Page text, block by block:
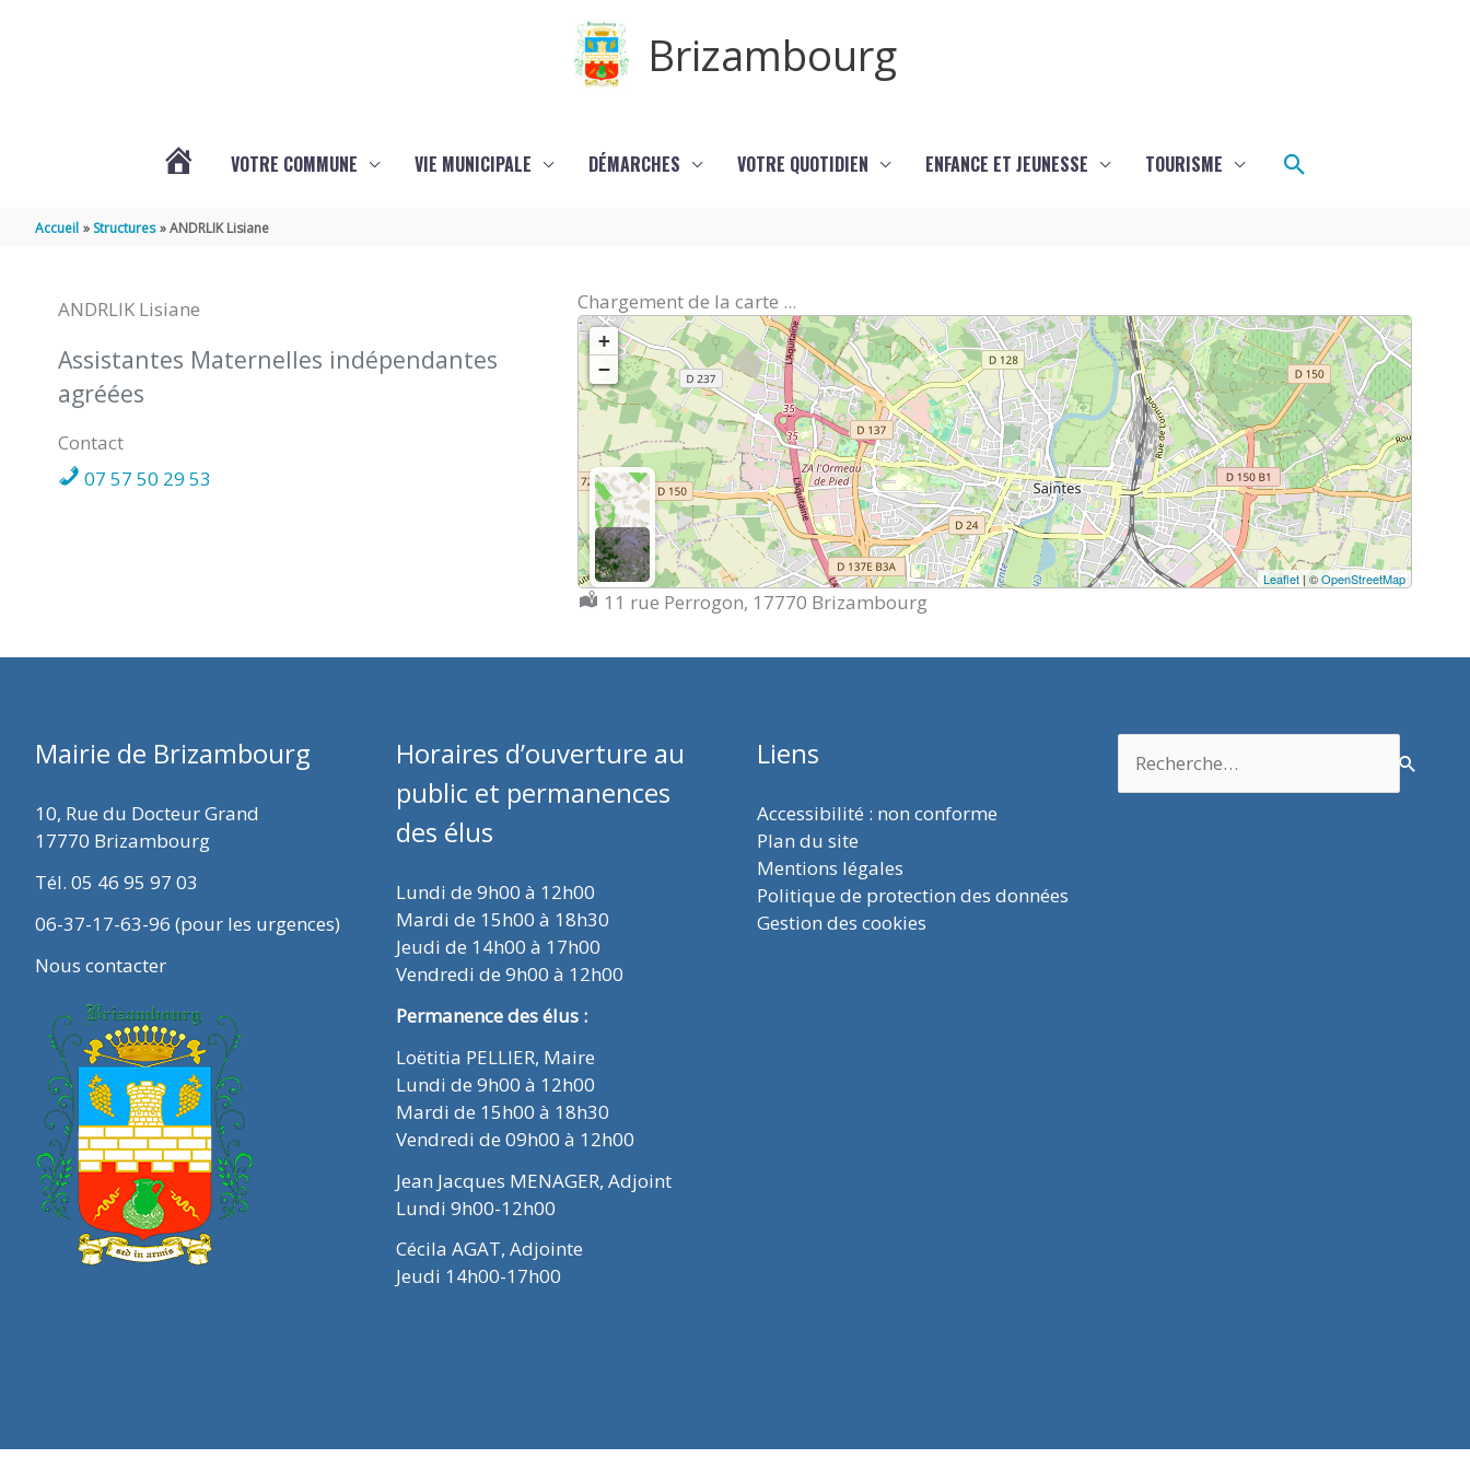
Brizambourg
VOTRE COMMUNE VIE MUNICIPALE DÉMARCHES VOTRE QUOTIDIEN ENFANCE ET JEUNESSE TOURISME Rechercher
Accueil Structures ANDRLIK Lisiane
ANDRLIK Lisiane
Assistantes Maternelles indépendantes
agréées
Contact
07 57 50 29 53
Chargement de la carte ...
+
−
Leaflet| ©OpenStreetMap
Localisation :
11 rue Perrogon, 17770 Brizambourg
Mairie de Brizambourg
10, Rue du Docteur Grand
17770 Brizambourg
Tél. 05 46 95 97 03
06-37-17-63-96 (pour les urgences)
Nous contacter
Horaires d’ouverture au
public et permanences
des élus
Lundi de 9h00 à 12h00
Mardi de 15h00 à 18h30
Jeudi de 14h00 à 17h00
Vendredi de 9h00 à 12h00
Permanence des élus :
Loëtitia PELLIER, Maire
Lundi de 9h00 à 12h00
Mardi de 15h00 à 18h30
Vendredi de 09h00 à 12h00
Jean Jacques MENAGER, Adjoint
Lundi 9h00-12h00
Cécila AGAT, Adjointe
Jeudi 14h00-17h00
Liens
Accessibilité : non conforme
Plan du site
Mentions légales
Politique de protection des données
Gestion des cookies